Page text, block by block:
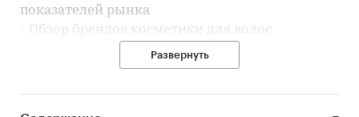
показателей рынка
- Обзор брендов косметики для волос
- Анализ производства косметики для волос
- Составление рейтинга производителей
Развернуть